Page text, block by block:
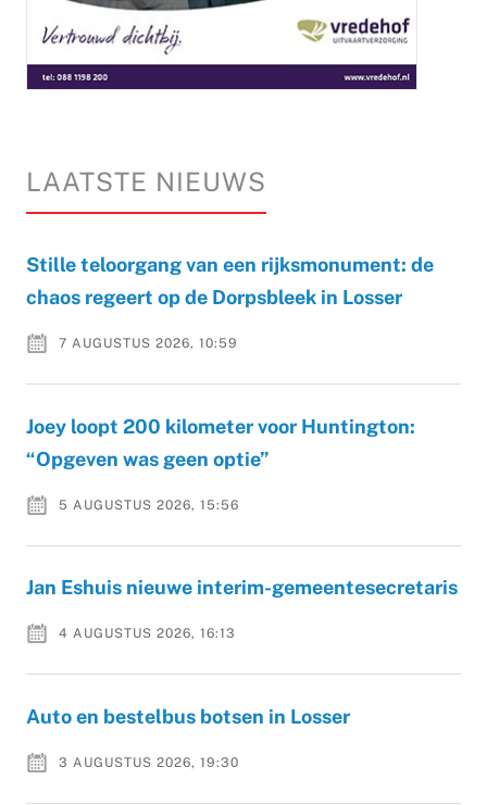
LAATSTE NIEUWS
Stille teloorgang van een rijksmonument: de
chaos regeert op de Dorpsbleek in Losser
7 AUGUSTUS 2026, 10:59
Joey loopt 200 kilometer voor Huntington:
“Opgeven was geen optie”
5 AUGUSTUS 2026, 15:56
Jan Eshuis nieuwe interim-gemeentesecretaris
4 AUGUSTUS 2026, 16:13
Auto en bestelbus botsen in Losser
3 AUGUSTUS 2026, 19:30